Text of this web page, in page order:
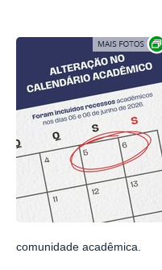
comunidade acadêmica.